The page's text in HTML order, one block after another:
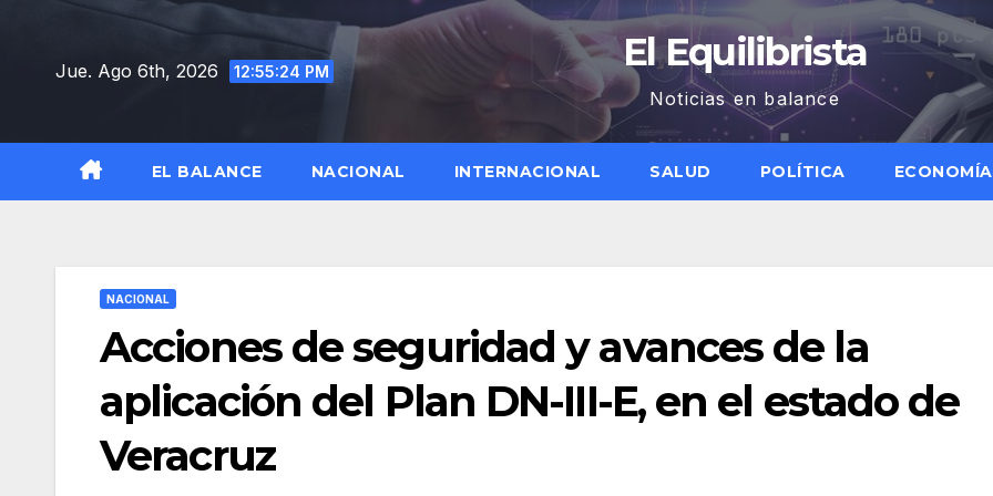
contenidoJue. Ago 6th, 2026 12:55:25 PM El Equilibrista
Noticias en balance
EL BALANCE NACIONAL INTERNACIONAL SALUD POLÍTICA ECONOMÍA
NACIONAL
Acciones de seguridad y avances de la
aplicación del Plan DN-III-E, en el estado de
Veracruz